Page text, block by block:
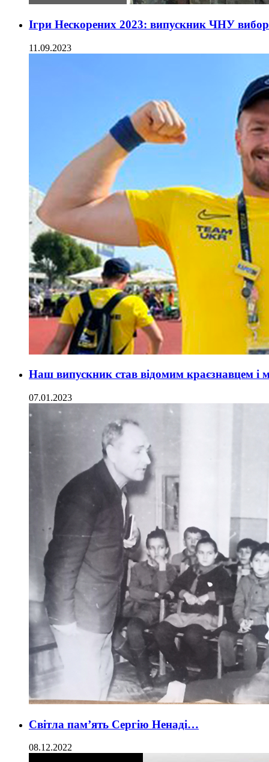
Ігри Нескорених 2023: випускник ЧНУ
11.09.2023
Наш випускник став відомим краєзнавцем і
07.01.2023
Світла пам’ять Сергію Ненаді…
08.12.2022